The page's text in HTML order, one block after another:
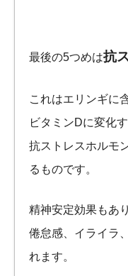
最後の5つめは抗
これはエリンギに
ビタミンDに変化
抗ストレスホルモ
るものです。
精神安定効果もあ
倦怠感、イライラ
れます。